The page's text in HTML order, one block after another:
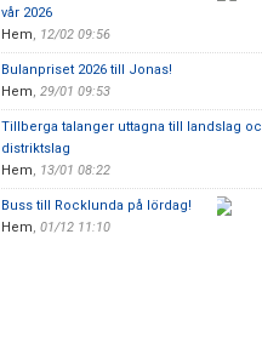
vår 2026
Hem, 12/02 09:56
Bulanpriset 2026 till Jonas!
Hem, 29/01 09:53
Tillberga talanger uttagna till landslag
distriktslag
Hem, 13/01 08:22
Buss till Rocklunda på lördag!
Hem, 01/12 11:10